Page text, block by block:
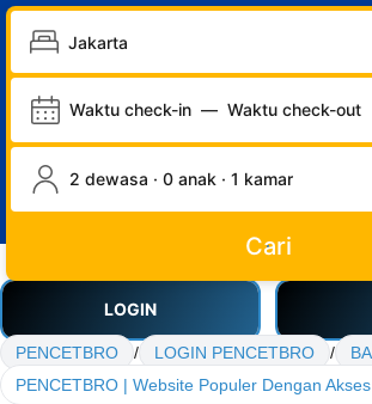
Waktu check-in — Waktu check-out
2 dewasa · 0 anak · 1 kamar
Cari
LOGIN
PENCETBRO / LOGIN PENCETBRO /
PENCETBRO | Website Populer Dengan